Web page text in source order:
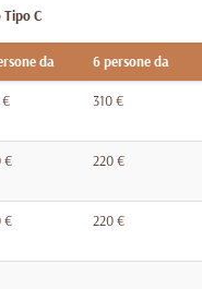
Tipo C
da 6 persone da
€ 310 €
€ 220 €
€ 220 €